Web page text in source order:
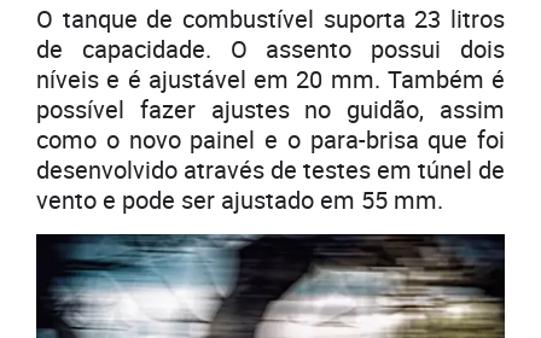
O tanque de combustível suporta 23 litros
de capacidade. O assento possui dois
níveis e é ajustável em 20 mm. Também é
possível fazer ajustes no guidão, assim
como o novo painel e o para-brisa que foi
desenvolvido através de testes em túnel de
vento e pode ser ajustado em 55 mm.